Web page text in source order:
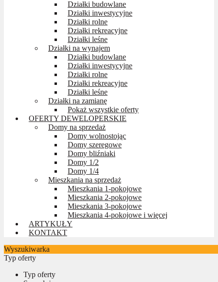
Działki budowlane
Działki inwestycyjne
Działki rolne
Działki rekreacyjne
Działki leśne
Działki na wynajem
Działki budowlane
Działki inwestycyjne
Działki rolne
Działki rekreacyjne
Działki leśne
Działki na zamianę
Pokaż wszystkie oferty
OFERTY DEWELOPERSKIE
Domy na sprzedaż
Domy wolnostojąc
Domy szeregowe
Domy bliźniaki
Domy 1/2
Domy 1/4
Mieszkania na sprzedaż
Mieszkania 1-pokojowe
Mieszkania 2-pokojowe
Mieszkania 3-pokojowe
Mieszkania 4-pokojowe i więcej
ARTYKUŁY
KONTAKT
Wyszukiwarka
Typ oferty
Typ oferty